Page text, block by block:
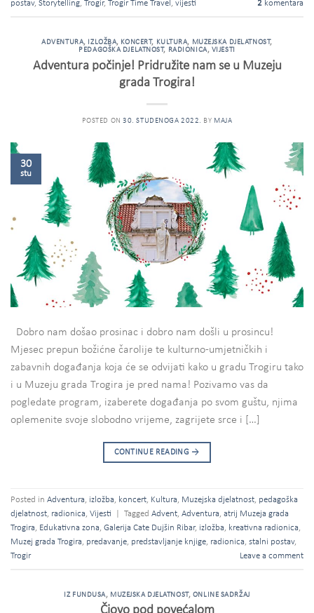
postav, Storytelling, Trogir, Trogir Time Travel , vijesti 2 komentara
ADVENTURA, IZLOŽBA, KONCERT, KULTURA, MUZEJSKA DJELATNOST,
PEDAGOŠKA DJELATNOST, RADIONICA, VIJESTI
Adventura počinje! Pridružite nam se u Muzeju
grada Trogira!
POSTED ON30. STUDENOGA 2022. BY MAJA
30
stu
Dobro nam došao prosinac i dobro nam došli u prosincu!
Mjesec prepun božićne čarolije te kulturno-umjetničkih i
zabavnih događanja koja će se odvijati kako u gradu Trogiru tako
i u Muzeju grada Trogira je pred nama! Pozivamo vas da
pogledate program, izaberete događanja po svom guštu, njima
oplemenite svoje slobodno vrijeme, zagrijete srce i […]
CONTINUE READING →
Posted in Adventura, izložba, koncert, Kultura, Muzejska djelatnost, pedagoška
djelatnost, radionica, Vijesti Tagged Advent, Adventura, atrij Muzeja grada
Trogira, Edukativna zona, Galerija Cate Dujšin Ribar, izložba, kreativna radionica,
Muzej grada Trogira, predavanje, predstavljanje knjige, radionica, stalni postav,
Trogir
Leave a comment
IZ FUNDUSA, MUZEJSKA DJELATNOST, ONLINE SADRŽAJ